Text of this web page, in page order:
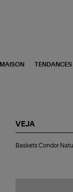
MAISON TENDANCES
VEJA
Condor
Baskets Condor